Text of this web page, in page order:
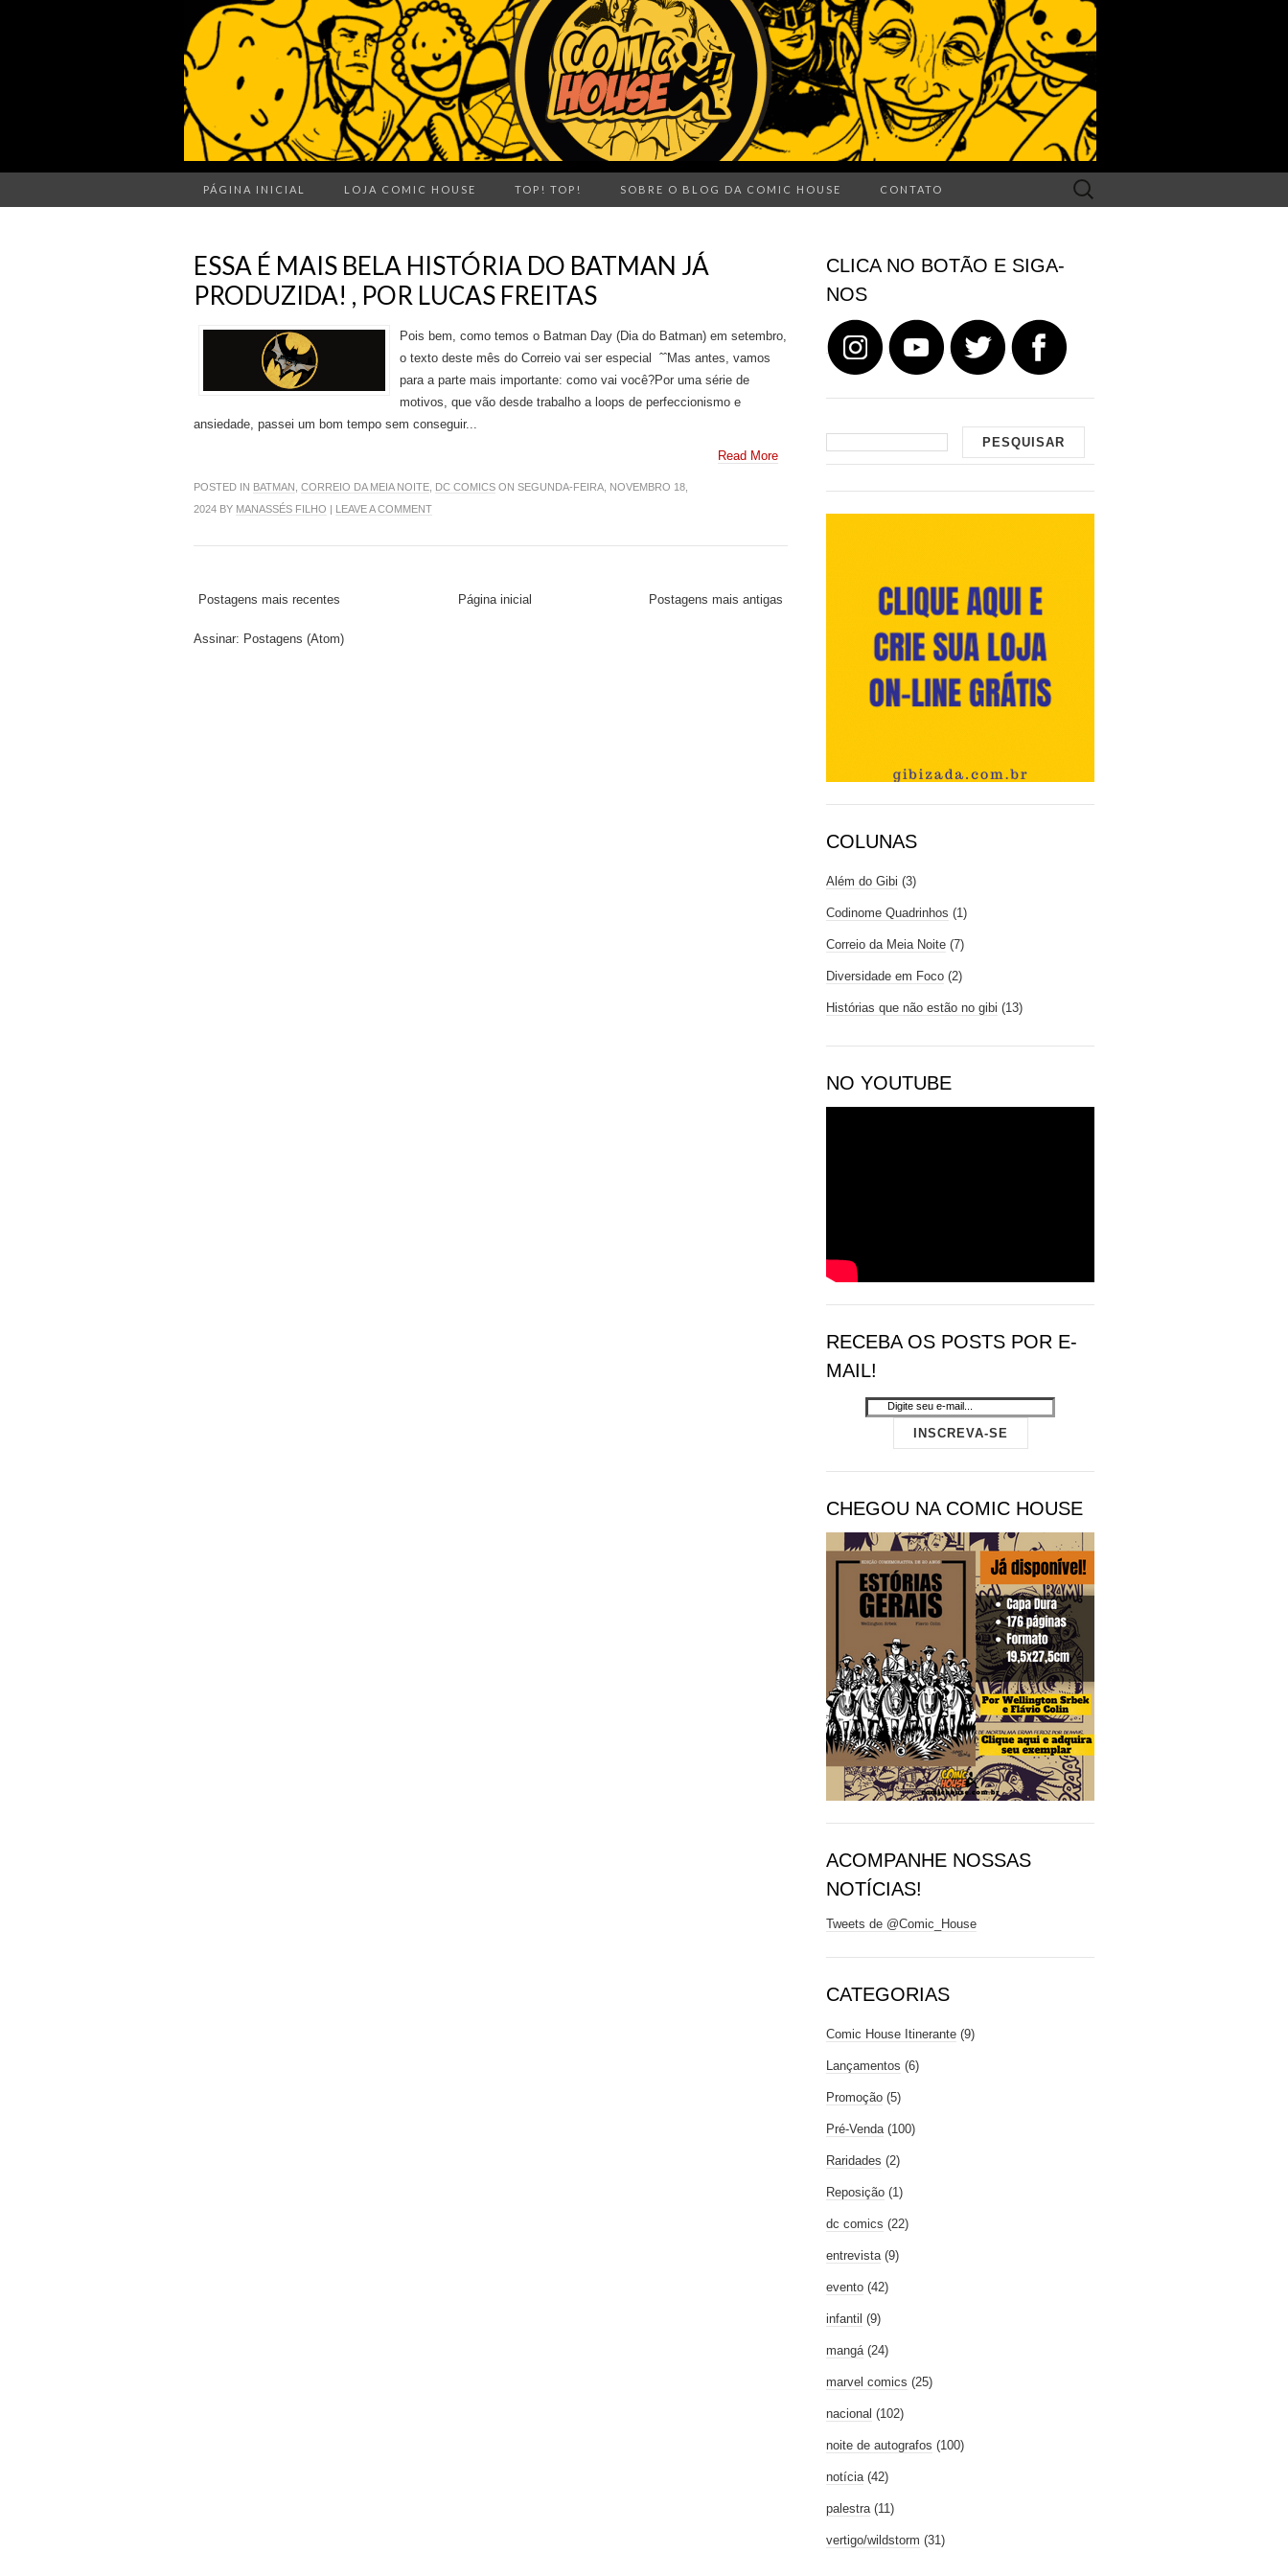
PÁGINA INICIAL LOJA COMIC HOUSE TOP! TOP! SOBRE O BLOG DA COMIC HOUSE CONTATO
Search
for:
ESSA É MAIS BELA HISTÓRIA DO BATMAN JÁ
PRODUZIDA! , POR LUCAS FREITAS
Pois bem, como temos o Batman Day (Dia do Batman) em setembro,
o texto deste mês do Correio vai ser especial ˆˆMas antes, vamos
para a parte mais importante: como vai você?Por uma série de
motivos, que vão desde trabalho a loops de perfeccionismo e
ansiedade, passei um bom tempo sem conseguir...
Read More
POSTED IN BATMAN CORREIO DA MEIA NOITE DC COMICS ON SEGUNDA-FEIRA, NOVEMBRO 18,
2024 BY MANASSÉS FILHO | LEAVE A COMMENT
Postagens mais recentes Postagens mais antigas
Página inicial
Assinar: Postagens (Atom)
CLICA NO BOTÃO E SIGA-
NOS
COLUNAS
Além do Gibi (3)
Codinome Quadrinhos (1)
Correio da Meia Noite (7)
Diversidade em Foco (2)
Histórias que não estão no gibi (13)
NO YOUTUBE
RECEBA OS POSTS POR E-
MAIL!
CHEGOU NA COMIC HOUSE
ACOMPANHE NOSSAS
NOTÍCIAS!
Tweets de @Comic_House
CATEGORIAS
Comic House Itinerante (9)
Lançamentos (6)
Promoção (5)
Pré-Venda (100)
Raridades (2)
Reposição (1)
dc comics (22)
entrevista (9)
evento (42)
infantil (9)
mangá (24)
marvel comics (25)
nacional (102)
noite de autografos (100)
notícia (42)
palestra (11)
vertigo/wildstorm (31)